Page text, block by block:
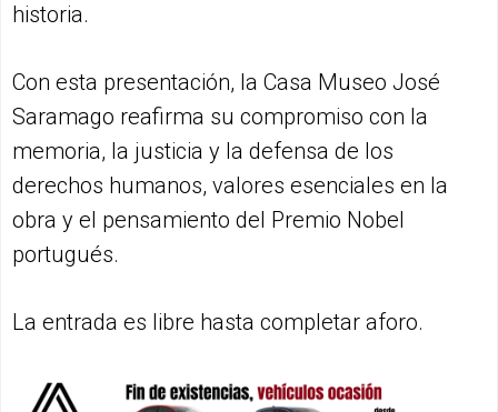
historia.
Con esta presentación, la Casa Museo José
Saramago reafirma su compromiso con la
memoria, la justicia y la defensa de los
derechos humanos, valores esenciales en la
obra y el pensamiento del Premio Nobel
portugués.
La entrada es libre hasta completar aforo.